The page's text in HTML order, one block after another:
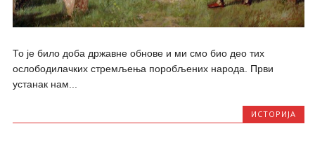
То је било доба државне обнове и ми смо био део тих
ослободилачких стремљења поробљених народа. Први
устанак нам...
ИСТОРИЈА